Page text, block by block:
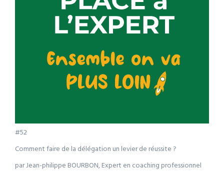
#52
Comment faire de la délégation un levier de réussite ?
par Jean-philippe BOURBON, Expert en coaching professionnel